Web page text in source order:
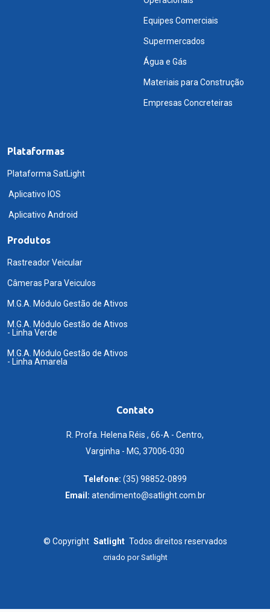
Equipes Comerciais
Supermercados
Água e Gás
Materiais para Construção
Empresas Concreteiras
Plataformas
Plataforma SatLight
Aplicativo IOS
Aplicativo Android
Produtos
Rastreador Veicular
Câmeras Para Veiculos
M.G.A. Módulo Gestão de Ativos
M.G.A. Módulo Gestão de Ativos
- Linha Verde
M.G.A. Módulo Gestão de Ativos
- Linha Amarela
Contato
R. Profa. Helena Réis , 66-A - Centro,
Varginha - MG, 37006-030
Telefone: (35) 98852-0899
Email: atendimento@satlight.com.br
© Copyright Satlight Todos direitos reservados
criado porSatlight